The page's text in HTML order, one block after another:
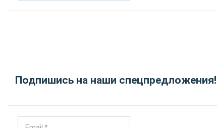
Подпишись на наши спецпредложения!